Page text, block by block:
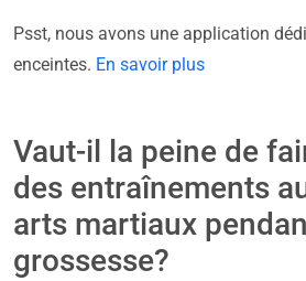
Psst, nous avons une application
enceintes. En savoir plus
Vaut-il la peine de
des entraînements
arts martiaux
grossesse?